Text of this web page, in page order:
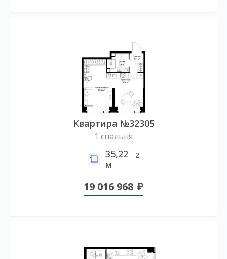
Квартира №32305
1 спальня
35,22
м
2
19 016 968